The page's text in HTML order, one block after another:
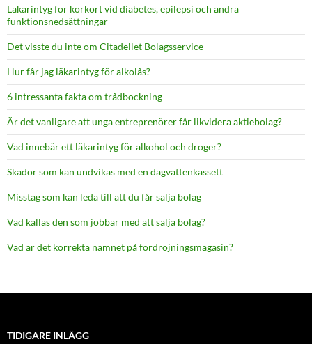
Läkarintyg för körkort vid diabetes, epilepsi och andra
funktionsnedsättningar
Det visste du inte om Citadellet Bolagsservice
Hur får jag läkarintyg för alkolås?
6 intressanta fakta om trådbockning
Är det vanligare att unga entreprenörer får likvidera aktiebolag?
Vad innebär ett läkarintyg för alkohol och droger?
Skador som kan undvikas med en dagvattenkassett
Misstag som kan leda till att du får sälja bolag
Vad kallas den som jobbar med att sälja bolag?
Vad är det korrekta namnet på fördröjningsmagasin?
TIDIGARE INLÄGG